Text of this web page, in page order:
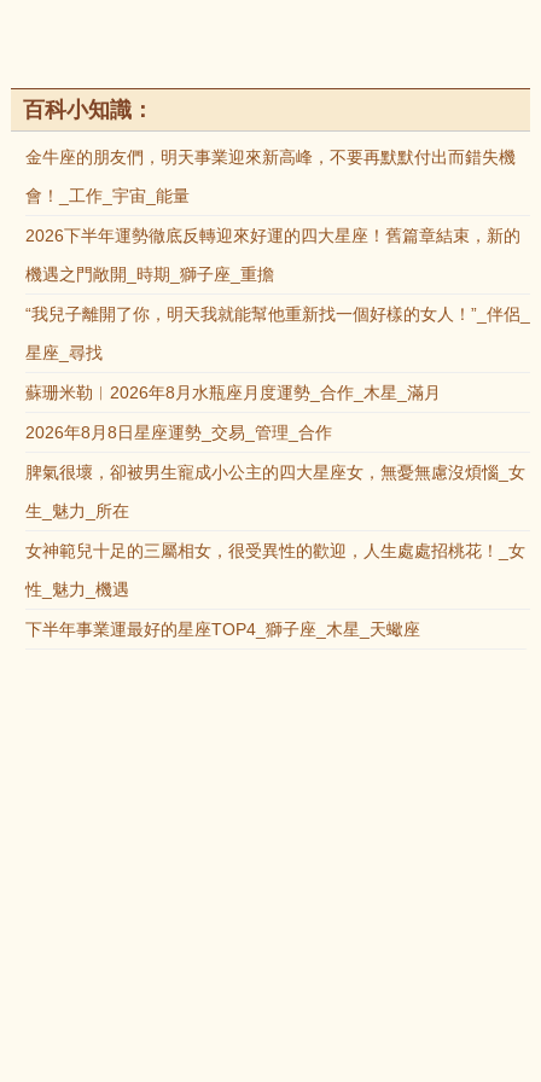
百科小知識：
金牛座的朋友們，明天事業迎來新高峰，不要再默默付出而錯失機
會！_工作_宇宙_能量
2026下半年運勢徹底反轉迎來好運的四大星座！舊篇章結束，新的
機遇之門敞開_時期_獅子座_重擔
“我兒子離開了你，明天我就能幫他重新找一個好樣的女人！”_伴侶_
星座_尋找
蘇珊米勒︱2026年8月水瓶座月度運勢_合作_木星_滿月
2026年8月8日星座運勢_交易_管理_合作
脾氣很壞，卻被男生寵成小公主的四大星座女，無憂無慮沒煩惱_女
生_魅力_所在
女神範兒十足的三屬相女，很受異性的歡迎，人生處處招桃花！_女
性_魅力_機遇
下半年事業運最好的星座TOP4_獅子座_木星_天蠍座